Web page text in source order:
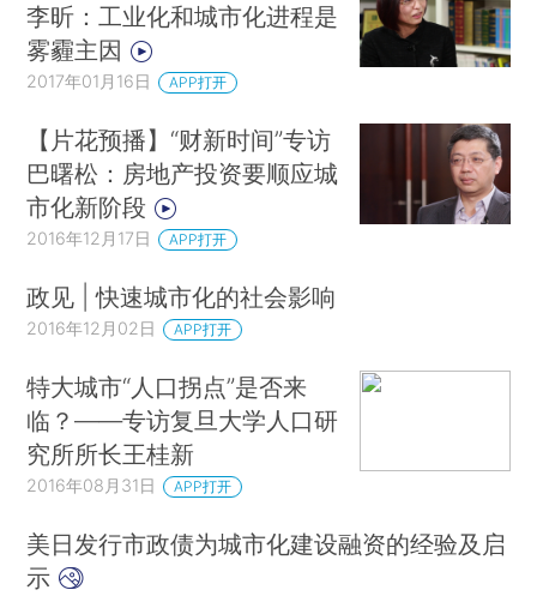
李昕：工业化和城市化进程是
雾霾主因
2017年01月16日 APP打开
【片花预播】“财新时间”专访
巴曙松：房地产投资要顺应城
市化新阶段
2016年12月17日 APP打开
政见 | 快速城市化的社会影响
2016年12月02日 APP打开
特大城市“人口拐点”是否来
临？——专访复旦大学人口研
究所所长王桂新
2016年08月31日 APP打开
美日发行市政债为城市化建设融资的经验及启
示